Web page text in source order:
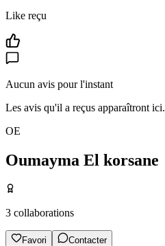
Like reçu
Aucun avis pour l'instant
Les avis qu'il a reçus apparaîtront ici.
OE
Oumayma El korsane
3 collaborations
Favori Contacter